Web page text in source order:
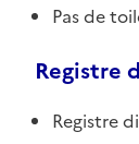
Pas de
Registre
Registre